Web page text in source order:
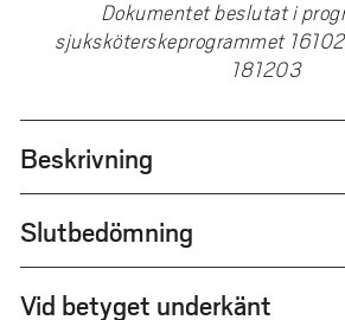
Dokumentet beslutat i
sjuksköterskeprogrammet
181203
Beskrivning
Slutbedömning
Vid betyget underkänt